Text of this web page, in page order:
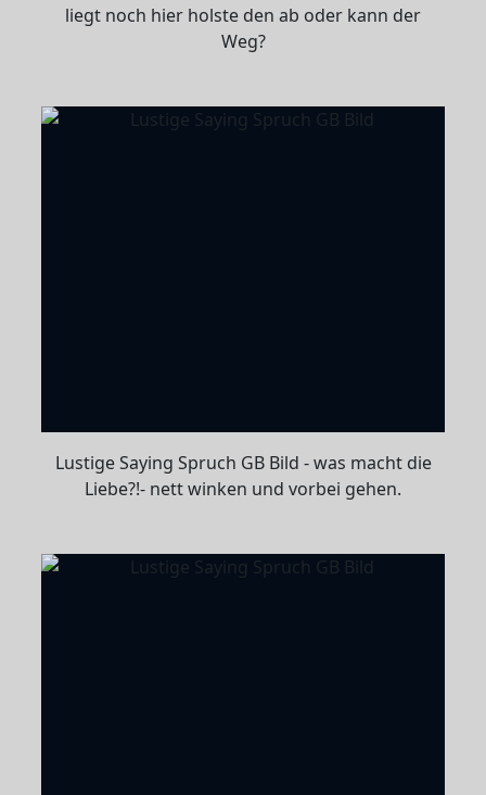
liegt noch hier holste den ab oder kann der
Weg?
Lustige Saying Spruch GB Bild - was macht die
Liebe?!- nett winken und vorbei gehen.